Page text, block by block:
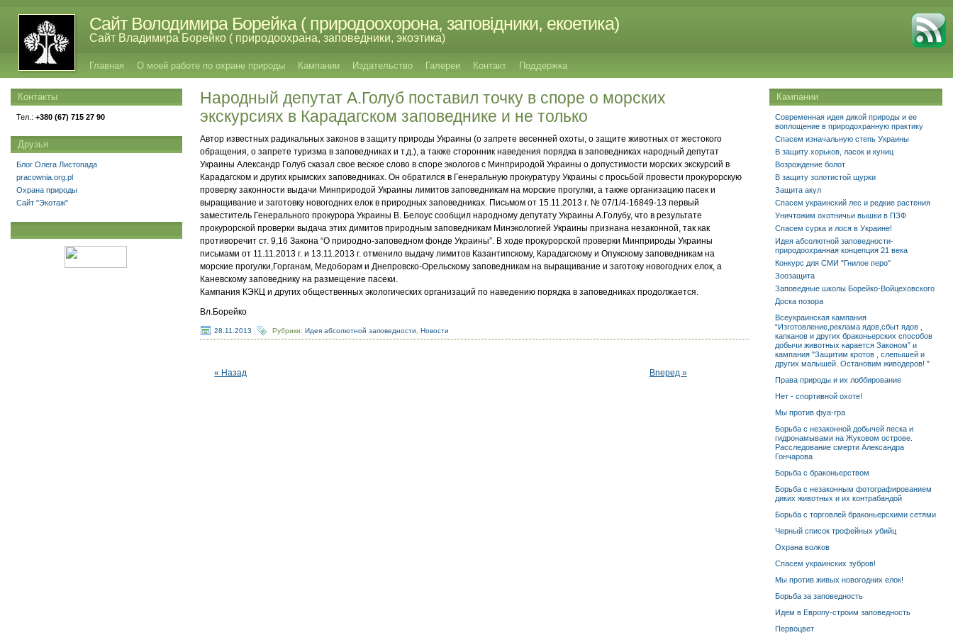
Сайт Володимира Борейка ( природоохорона, заповідники, екоетика)
Сайт Владимира Борейко ( природоохрана, заповедники, экоэтика)
Главная О моей работе по охране природы Кампании Издательство Галереи Контакт Поддержка
Народный депутат А.Голуб поставил точку в споре о морских
экскурсиях в Карадагском заповеднике и не только
Автор известных радикальных законов в защиту природы Украины (о запрете весенней охоты, о защите животных от жестокого
обращения, о запрете туризма в заповедниках и т.д.), а также сторонник наведения порядка в заповедниках народный депутат
Украины Александр Голуб сказал свое веское слово в споре экологов с Минприродой Украины о допустимости морских экскурсий в
Карадагском и других крымских заповедниках. Он обратился в Генеральную прокуратуру Украины с просьбой провести прокурорскую
проверку законности выдачи Минприродой Украины лимитов заповедникам на морские прогулки,а также организацию пасек и
выращивание и заготовку новогодних елок в природных заповедниках. Письмом от 15.11.2013 г. № 07/1/4-16849-13 первый
заместитель Генерального прокурора Украины В. Белоус сообщил народному депутату Украины А.Голубу, что в результате
прокурорской проверки выдача этих димитов природным заповедникам Минэкологией Украины признана незаконной, так как
противоречит ст. 9,16 Закона “О природно-заповедном фонде Украины”. В ходе прокурорской проверки Минприроды Украины
письмами от 11.11.2013 г. и 13.11.2013 г. отменило выдачу лимитов Казантипскому, Карадагскому и Опукскому заповедникам на
морские прогулки,Горганам, Медоборам и Днепровско-Орельскому заповедникам на выращивание и заготоку новогодних елок, а
Каневскому заповеднику на размещение пасеки.
Кампания КЭКЦ и других общественных экологических организаций по наведению порядка в заповедниках продолжается.
Вл.Борейко
28.11.2013 Рубрики:Идея абсолютной заповедности ,Новости
« Назад Вперед »
Кампании
Современная идея дикой природы и ее
воплощение в природохранную практику
Спасем изначальную степь Украины
В защиту хорьков, ласок и куниц
Возрождение болот
В защиту золотистой щурки
Защита акул
Спасем украинский лес и редкие растения
Уничтожим охотничьи вышки в ПЗФ
Спасем сурка и лося в Украине!
Идея абсолютной заповедности-
природоохранная концепция 21 века
Конкурс для СМИ "Гнилое перо"
Зоозащита
Заповедные школы Борейко-Войцеховского
Доска позора
Всеукраинская кампания
“Изготовление,реклама ядов,сбыт ядов ,
капканов и других браконьерских способов
добычи животных карается Законом” и
кампания "Защитим кротов , слепышей и
других малышей. Остановим живодеров! "
Права природы и их лоббирование
Нет - спортивной охоте!
Мы против фуа-гра
Борьба с незаконной добычей песка и
гидронамывами на Жуковом острове.
Расследование смерти Александра
Гончарова
Борьба с браконьерством
Борьба с незаконным фотографированием
диких животных и их контрабандой
Борьба с торговлей браконьерскими сетями
Черный список трофейных убийц
Охрана волков
Спасем украинских зубров!
Мы против живых новогодних елок!
Борьба за заповедность
Идем в Европу-строим заповедность
Первоцвет
Контакты
Тел.: +380 (67) 715 27 90
Друзья
Блог Олега Листопада
pracownia.org.pl
Охрана природы
Сайт "Экотаж"